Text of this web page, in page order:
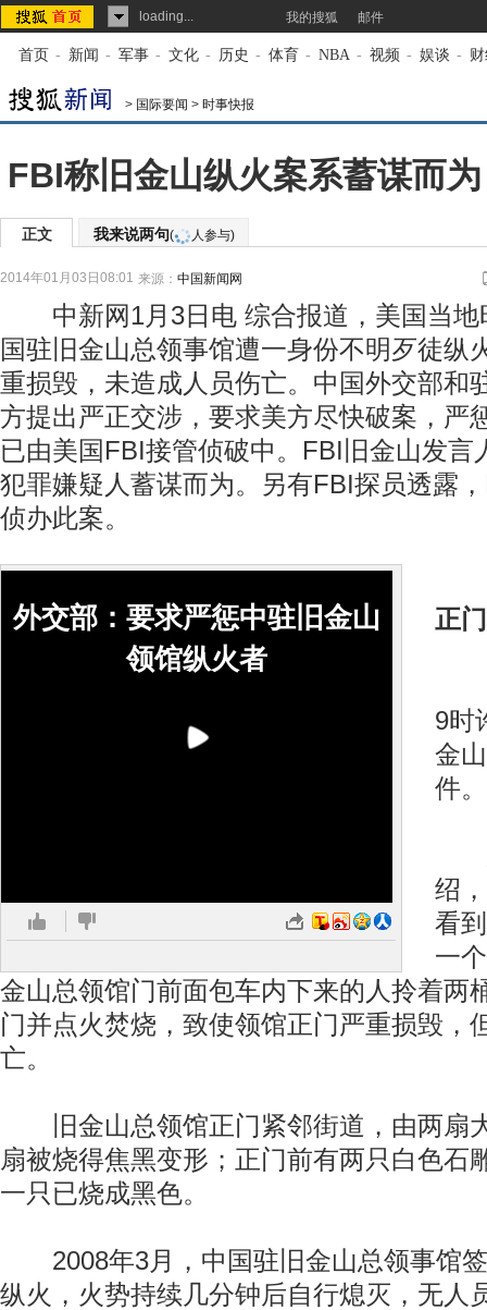
loading... 我的搜狐 邮件
首页 - 新闻 - 军事 - 文化 - 历史 - 体育 - NBA - 视频 - 娱谈 -
> 国际要闻 > 时事快报
FBI称旧金山纵火案系蓄谋而
正文 我来说两句( 人参与)
2014年01月03日08:01 来源： 中国新闻网
中新网1月3日电 综合报道，美国当地
国驻旧金山总领事馆遭一身份不明歹徒纵
重损毁，未造成人员伤亡。中国外交部和
方提出严正交涉，要求美方尽快破案，严
已由美国FBI接管侦破中。FBI旧金山发言
犯罪嫌疑人蓄谋而为。另有FBI探员透露
侦办此案。
外交部：要求严惩中驻旧金山
领馆纵火者
正门
9时
金
件。
绍
看
一
金山总领馆门前面包车内下来的人拎着两
门并点火焚烧，致使领馆正门严重损毁，
亡。
旧金山总领馆正门紧邻街道，由两扇
扇被烧得焦黑变形；正门前有两只白色石
一只已烧成黑色。
2008年3月，中国驻旧金山总领事馆签
纵火，火势持续几分钟后自行熄灭，无人